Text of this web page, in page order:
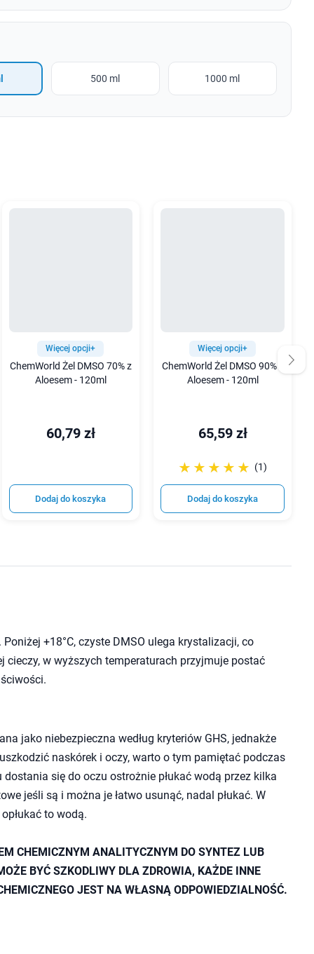
500 ml 1000 ml
Więcej opcji+
ChemWorld Żel DMSO 70% z
Aloesem - 120ml
60,79 zł
Dodaj do koszyka
Więcej opcji+
ChemWorld Żel DMSO 90% z
Aloesem - 120ml
65,59 zł
☆☆☆☆☆
★★★★★ (1)
Dodaj do koszyka
+18°C, czyste DMSO ulega krystalizacji, co
cieczy, w wyższych temperaturach przyjmuje postać
jako niebezpieczna według kryteriów GHS, jednakże
naskórek i oczy, warto o tym pamiętać podczas
się do oczu ostrożnie płukać wodą przez kilka
jeśli są i można je łatwo usunąć, nadal płukać. W
to wodą.
CHEMICZNYM ANALITYCZNYM DO SYNTEZ LUB
BYĆ SZKODLIWY DLA ZDROWIA, KAŻDE INNE
JEST NA WŁASNĄ ODPOWIEDZIALNOŚĆ.